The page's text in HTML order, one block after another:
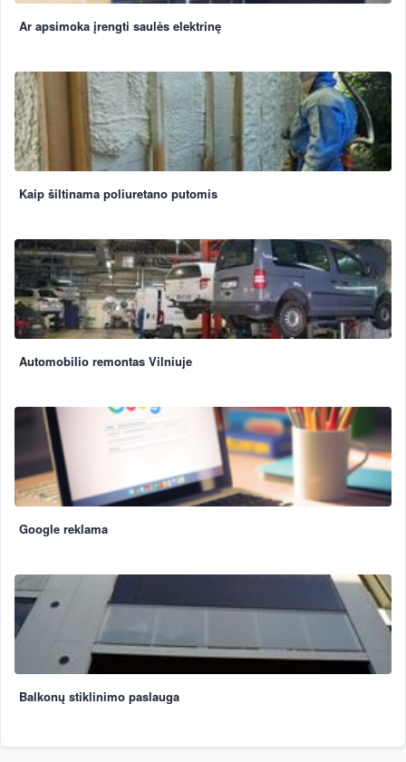
Ar apsimoka įrengti saulės elektrinę
Kaip šiltinama poliuretano putomis
Automobilio remontas Vilniuje
Google reklama
Balkonų stiklinimo paslauga